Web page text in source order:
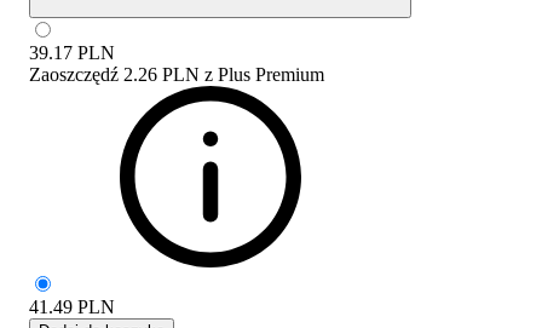
39.17 PLN
Zaoszczędź 2.26 PLN z Plus Premium
41.49 PLN